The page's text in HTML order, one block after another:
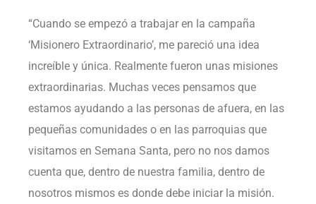
“Cuando se empezó a trabajar en la campaña
‘Misionero Extraordinario’, me pareció una idea
increíble y única. Realmente fueron unas misiones
extraordinarias. Muchas veces pensamos que
estamos ayudando a las personas de afuera, en las
pequeñas comunidades o en las parroquias que
visitamos en Semana Santa, pero no nos damos
cuenta que, dentro de nuestra familia, dentro de
nosotros mismos es donde debe iniciar la misión.